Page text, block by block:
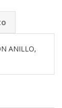
ANILLO,